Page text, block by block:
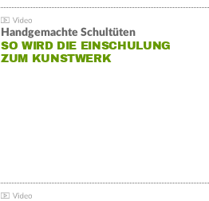
Handgemachte Schultüten
SO WIRD DIE EINSCHULUNG
ZUM KUNSTWERK